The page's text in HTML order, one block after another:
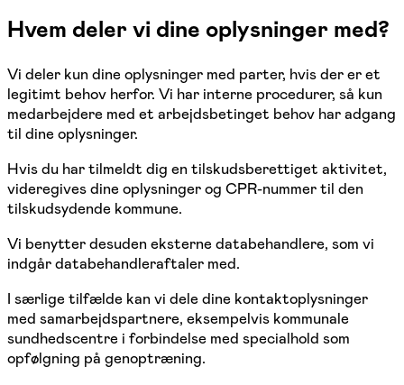
Hvem deler vi dine oplysninger med?
Vi deler kun dine oplysninger med parter, hvis der er et
legitimt behov herfor. Vi har interne procedurer, så kun
medarbejdere med et arbejdsbetinget behov har adgang
til dine oplysninger.
Hvis du har tilmeldt dig en tilskudsberettiget aktivitet,
videregives dine oplysninger og CPR-nummer til den
tilskudsydende kommune.
Vi benytter desuden eksterne databehandlere, som vi
indgår databehandleraftaler med.
I særlige tilfælde kan vi dele dine kontaktoplysninger
med samarbejdspartnere, eksempelvis kommunale
sundhedscentre i forbindelse med specialhold som
opfølgning på genoptræning.